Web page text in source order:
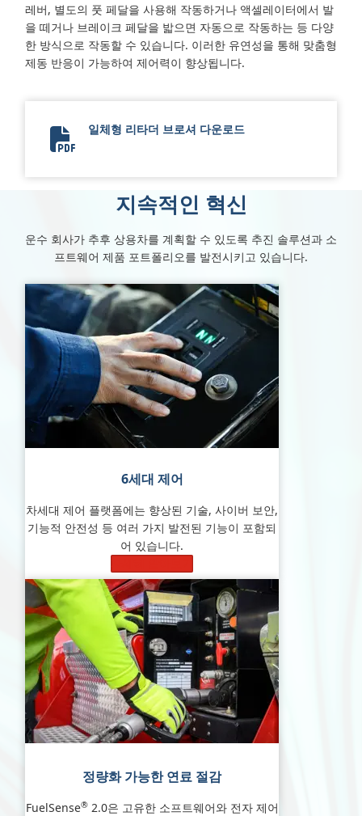
레버, 별도의 풋 페달을 사용해 작동하거나 액셀레이터에서 발
을 떼거나 브레이크 페달을 밟으면 자동으로 작동하는 등 다양
한 방식으로 작동할 수 있습니다. 이러한 유연성을 통해 맞춤형
제동 반응이 가능하여 제어력이 향상됩니다.
SA7766EN Retarder Brochure 080221.pdf
일체형 리타더 브로셔 다운로드
지속적인 혁신
운수 회사가 추후 상용차를 계획할 수 있도록 추진 솔루션과 소
프트웨어 제품 포트폴리오를 발전시키고 있습니다.
6세대 제어
차세대 제어 플랫폼에는 향상된 기술, 사이버 보안,
기능적 안전성 등 여러 가지 발전된 기능이 포함되
어 있습니다.
정량화 가능한 연료 절감
FuelSense®2.0은 고유한 소프트웨어와 전자 제어